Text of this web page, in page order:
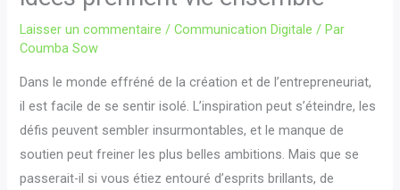
Laisser un commentaire /Communication Digitale / Par
Coumba Sow
Dans le monde effréné de la création et de l’entrepreneuriat,
il est facile de se sentir isolé. L’inspiration peut s’éteindre, les
défis peuvent sembler insurmontables, et le manque de
soutien peut freiner les plus belles ambitions. Mais que se
passerait-il si vous étiez entouré d’esprits brillants, de